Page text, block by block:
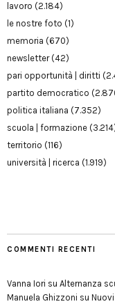
lavoro (2.184)
le nostre foto (1)
memoria (670)
newsletter(42)
pari opportunità | diritti
partito democratico
politica italiana (7.352)
scuola | formazione
territorio (116)
università | ricerca (1.919)
COMMENTI RECENTI
Vanna Iori su Alternanza
Manuela Ghizzoni su